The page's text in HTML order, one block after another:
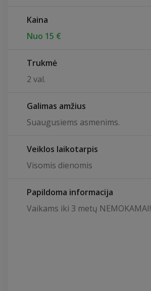
Kaina
Nuo 15 €
Trukmė
2 val.
Galimas amžius
Suaugusiems asmenims.
Veiklos laikotarpis
Visomis dienomis
Papildoma informacija
Vaikams iki 3 metų NEMOKAMAI!